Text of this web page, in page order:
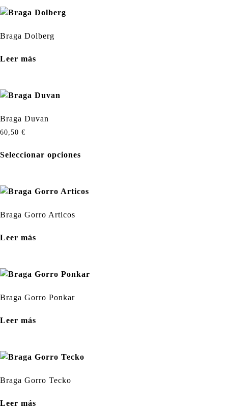
Braga Dolberg
Leer más
Braga Duvan
60,50 €
Seleccionar opciones
Braga Gorro Articos
Leer más
Braga Gorro Ponkar
Leer más
Braga Gorro Tecko
Leer más